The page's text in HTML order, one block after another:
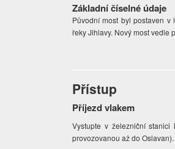
Základní číselné údaje
Původní most byl postaven
řeky Jihlavy. Nový most vedle
Přístup
Příjezd vlakem
Vystupte v železniční
provozovanou až do Oslavan).